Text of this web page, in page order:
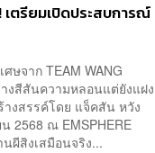
เตรียมเปิดประสบการณ์
ษจาก TEAM WANG
างสีสันความหลอนแต่ยังแฝง
งสรรค์โดย แจ็คสัน หวัง
2568 ณ EMSPHERE
ผีสิงเสมือนจริง...